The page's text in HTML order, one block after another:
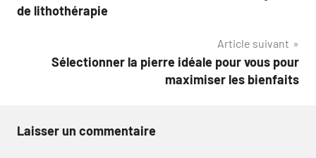
de lithothérapie
Article suivant
Sélectionner la pierre idéale pour vous pour
maximiser les bienfaits
Laisser un commentaire